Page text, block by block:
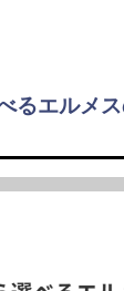
るエルメ